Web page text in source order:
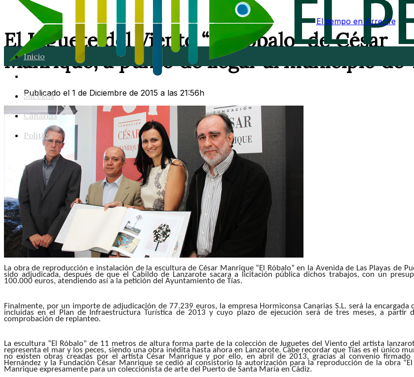
El tiempo en Arrecife
Inicio
Sucesos
Canarias
Política
El Juguete del Viento “El Róbalo” de César
Manrique, a punto de llegar al municipio de
Publicado el 1 de Diciembre de 2015 a las 21:56h
La obra de reproducción e instalación de la escultura de César Manrique “El Róbalo” en la Avenida de Las Playas de
sido adjudicada, después de que el Cabildo de Lanzarote sacara a licitación pública dichos trabajos, con un
100.000 euros, atendiendo así a la petición del Ayuntamiento de Tías.
Finalmente, por un importe de adjudicación de 77.239 euros, la empresa Hormiconsa Canarias S.L. será la encargada
incluidas en el Plan de Infraestructura Turística de 2013 y cuyo plazo de ejecución será de tres meses, a partir
comprobación de replanteo.
La escultura “El Róbalo” de 11 metros de altura forma parte de la colección de Juguetes del Viento del artista
representa el mar y los peces, siendo una obra inédita hasta ahora en Lanzarote. Cabe recordar que Tías es el único
no existen obras creadas por el artista César Manrique y por ello, en abril de 2013, gracias al convenio firmado
Hernández y la Fundación César Manrique se cedió al consistorio la autorización para la reproducción de la obra “El
Manrique expresamente para un coleccionista de arte del Puerto de Santa María en Cádiz.